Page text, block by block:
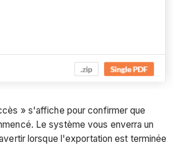
» s'affiche pour confirmer que
Le système vous enverra un
lorsque l'exportation est terminée